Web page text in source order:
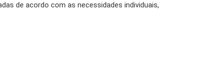
de acordo com as necessidades individuais,